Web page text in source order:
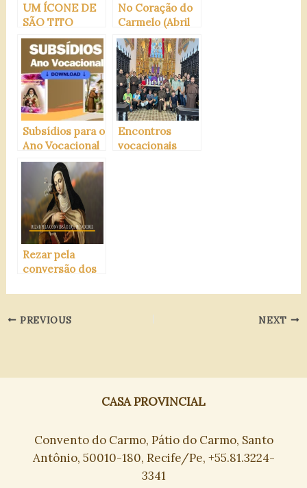
UM ÍCONE DE
SÃO TITO
BRANDSMA
No Coração do
Carmelo (Abril
de 2024)
Subsídios para o
Ano Vocacional
Carmelita
Encontros
vocacionais
Rezar pela
conversão dos
PREVIOUS NEXT
CASA PROVINCIAL
Convento do Carmo, Pátio do Carmo, Santo
Antônio, 50010-180, Recife/Pe, +55.81.3224-
3341